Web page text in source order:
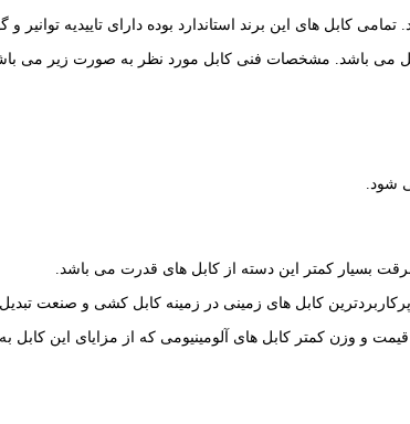
کابل های این برند استاندارد بوده دارای تاییدیه توانیر و
شود.
کابل های زمینی در زمینه کابل کشی و صنعت
و وزن کمتر کابل های آلومینیومی که از مزایای این کابل